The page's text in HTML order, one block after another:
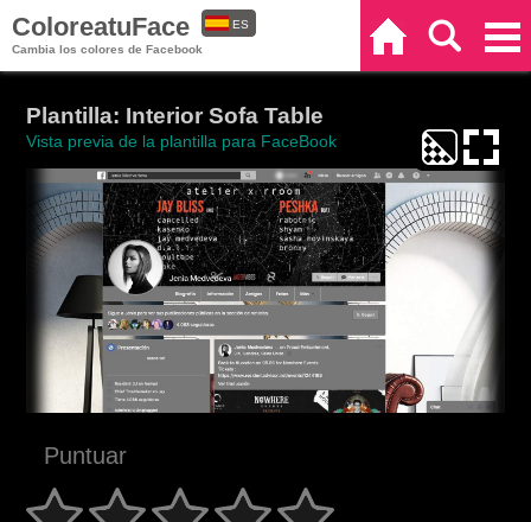
ColoreatuFace
Cambia los colores de Facebook
ES
Plantilla: Interior Sofa Table
Vista previa de la plantilla para FaceBook
Puntuar